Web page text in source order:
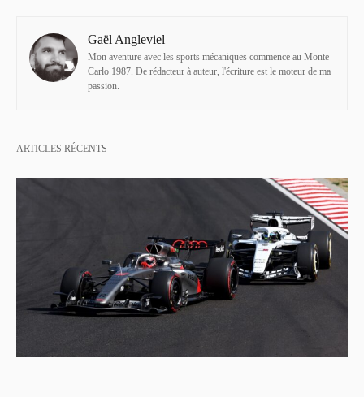
Gaël Angleviel
Mon aventure avec les sports mécaniques commence au Monte-
Carlo 1987. De rédacteur à auteur, l'écriture est le moteur de ma
passion.
ARTICLES RÉCENTS